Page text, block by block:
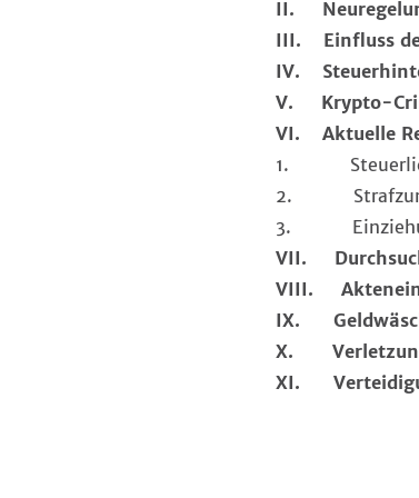
II.
III. Einfluss
IV.
V. Krypto-
VI. Aktuelle
1. Steuerliche
2.
3.
VII.
VIII.
IX.
X. Verletzung
XI.